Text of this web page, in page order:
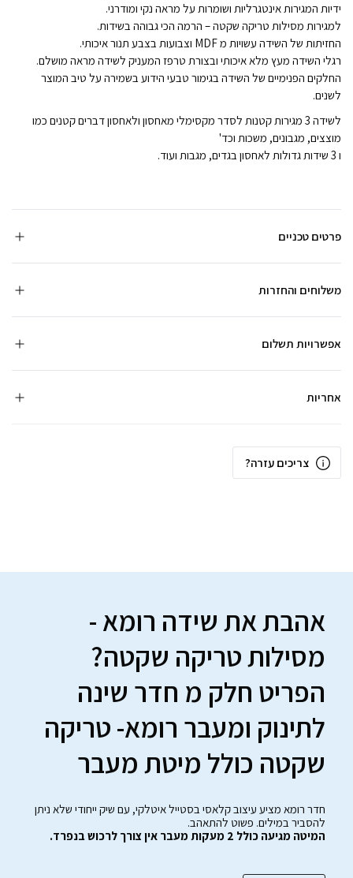
ידיות המגירות אינטגרליות ושומרות על מראה נקי ומודרני.
למגירות מסילות טריקה שקטה – הרמה הכי גבוהה בשידות.
החזיתות של השידה עשויות מ MDF וצבועות בצבע תנור איכותי.
רגלי השידה מעץ מלא איכותי ובצורת טרפז המעניק לשידה מראה מושלם.
החלקים הפנימיים של השידה בגימור טבעי הידוע בשמירה על טיב המוצר
לשנים.
לשידה 3 מגירות קטנות לסדר מקסימלי מאחסון ולאחסון דברים קטנים כמו
מוצצים, מגבונים, משכות וכד'
ו 3 שידות גדולות לאחסון בגדים, מגבות ועוד.
פרטים טכניים
משלוחים והחזרות
אפשרויות תשלום
אחריות
צריכים עזרה?
אהבת את שידה רומא -
מסילות טריקה שקטה?
הפריט חלק מ חדר שינה
לתינוק ומעבר רומא- טריקה
שקטה כולל מיטת מעבר
חדר רומא מציע עיצוב קלאסי בסטייל איטלקי, עם שיק ייחודי שלא ניתן
להסביר במילים. פשוט להתאהב.
המיטה מגיעה כולל 2 מעקות מעבר אין צורך לרכוש בנפרד.